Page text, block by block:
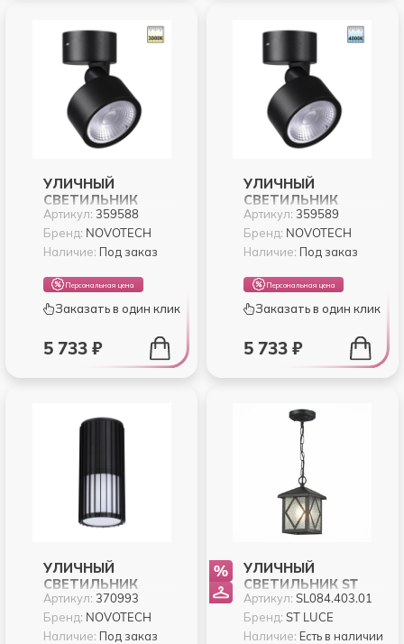
УЛИЧНЫЙ
СВЕТИЛЬНИК
NOVOTECH FOCUS
359588
Артикул: 359588
Бренд: NOVOTECH
Наличие: Под заказ
Персональная цена
Заказать в один клик
5 733 ₽
УЛИЧНЫЙ
СВЕТИЛЬНИК
NOVOTECH FOCUS
359589
Артикул: 359589
Бренд: NOVOTECH
Наличие: Под заказ
Персональная цена
Заказать в один клик
5 733 ₽
УЛИЧНЫЙ
СВЕТИЛЬНИК
NOVOTECH COSTAS
370993
Артикул: 370993
Бренд: NOVOTECH
Наличие: Под заказ
УЛИЧНЫЙ
СВЕТИЛЬНИК ST
LUCE LORNE
SL084.403.01
Артикул:SL084.403.01
Бренд:ST LUCE
Наличие: Есть в наличии